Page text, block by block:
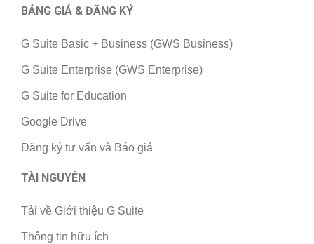
BẢNG GIÁ & ĐĂNG KÝ
G Suite Basic + Business (GWS Business)
G Suite Enterprise (GWS Enterprise)
G Suite for Education
Google Drive
Đăng ký tư vấn và Báo giá
TÀI NGUYÊN
Tải về Giới thiệu G Suite
Thông tin hữu ích